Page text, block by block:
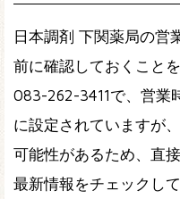
日本調剤 下関薬局の営
前に確認しておくこと
083-262-3411で、営業
に設定されていますが
可能性があるため、直
最新情報をチェックし